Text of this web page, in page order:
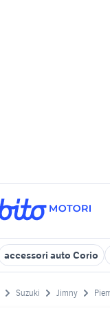
accessori auto Corio
Suzuki Jimny